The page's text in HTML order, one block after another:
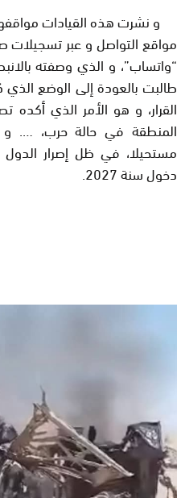
و نشرت هذه القيادات
مواقع التواصل و عبر تسجيلات
“واتساب”، و الذي وصفته
طالبت بالعودة إلى الوضع
القرار، و هو الأمر الذي أكده
المنطقة في حالة حرب، …. و
مستحيلا، في ظل إصرار
دخول سنة 2027.